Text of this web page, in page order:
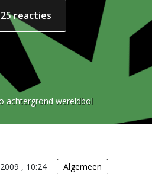
25reacties
achtergrond wereldbol
, 10:24 Algemeen